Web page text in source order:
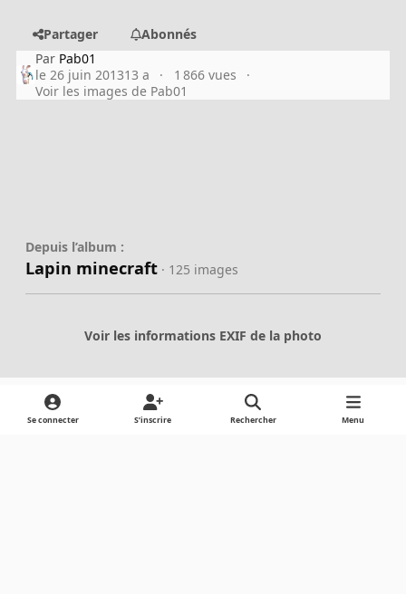
Partager
Abonnés
Par Pab01
le 26 juin 201313 a
1 866 vues
Voir les images de Pab01
Depuis l’album :
Lapin minecraft · 125 images
Voir les informations EXIF de la photo
Partager
Se connecter S’inscrire Rechercher Menu